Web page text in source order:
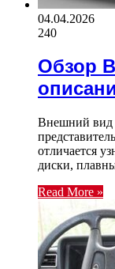
04.04.2026
240
Обзор
Внешний вид
отличается
диски,
Read More »